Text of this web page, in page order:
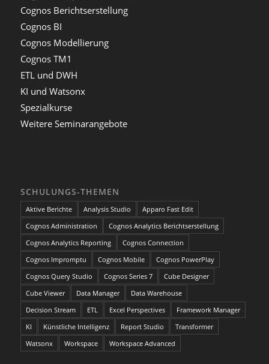
Cognos Berichtserstellung
Cognos BI
Cognos Modellierung
Cognos TM1
ETL und DWH
KI und Watsonx
Spezialkurse
Weitere Seminarangebote
SCHULUNGS-THEMEN
Aktive Berichte Analysis Studio
Apparo Fast Edit
Cognos Administration
Cognos Analytics Berichtserstellung
Cognos Analytics Reporting
Cognos Connection
Cognos Impromptu
Cognos Mobile
Cognos PowerPlay
Cognos Query Studio
Cognos Series 7
Cube Designer
Cube Viewer
Data Manager
Data Warehouse
Decision Stream
ETL Excel Perspectives
Framework Manager
KI
Künstliche Intelligenz Report Studio
Transformer
Watsonx
Workspace Workspace Advanced